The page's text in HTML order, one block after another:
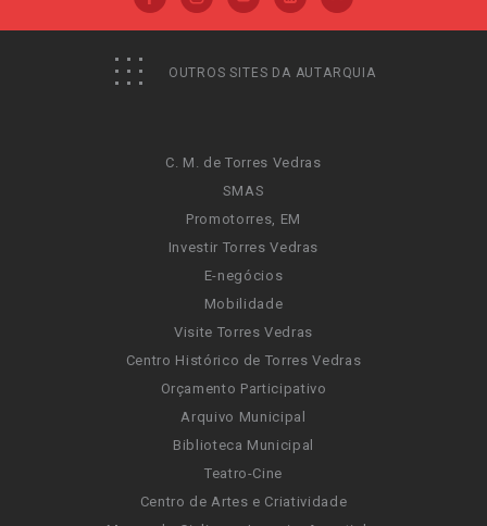
OUTROS SITES DA AUTARQUIA
C. M. de Torres Vedras
SMAS
Promotorres, EM
Investir Torres Vedras
E-negócios
Mobilidade
Visite Torres Vedras
Centro Histórico de Torres Vedras
Orçamento Participativo
Arquivo Municipal
Biblioteca Municipal
Teatro-Cine
Centro de Artes e Criatividade